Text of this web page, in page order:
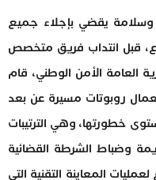
وسلامة يقضي بإجلاء جميع
قبل انتداب فريق متخصص
العامة الأمن الوطني، قام
روبوتات مسيرة عن بعد
خطورتها، وهي الترتيبات
وضباط الشرطة القضائية
المعاينة التقنية التي